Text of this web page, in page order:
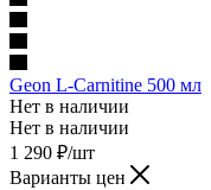
Geon L-Carnitine 500 мл
Нет в наличии
Нет в наличии
1 290 ₽/шт
Варианты цен